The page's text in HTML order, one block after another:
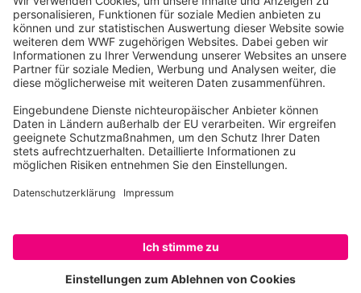
Ihre Spende kann steuerlich geltend gemacht werden
Registriert als Stiftung WWF Deutschland, Senatsverwaltung für
Justiz Berlin, Az: 3416/976/2
Umsatzsteuer-Identifikationsnummer: DE 114236103
Freistellungsbescheid: Als gemeinnützige Körperschaft befreit
von der Körperschaftssteuer gem. §5 I 9 KStg. unter der
Steuernummer 27/641/09321